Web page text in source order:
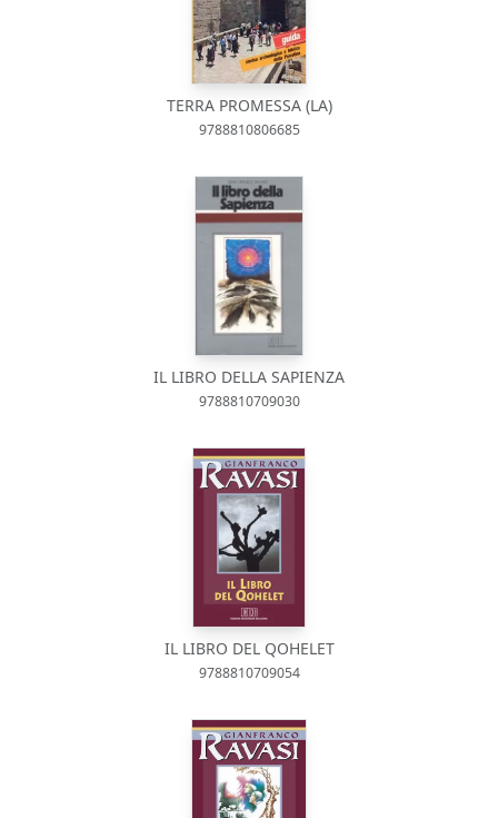
TERRA PROMESSA (LA)
9788810806685
IL LIBRO DELLA SAPIENZA
9788810709030
IL LIBRO DEL QOHELET
9788810709054